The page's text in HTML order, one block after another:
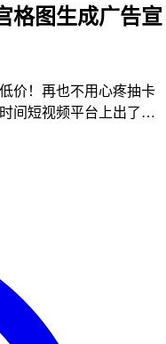
格图生成广告宣
价！再也不用心疼抽卡
间短视频平台上出了很